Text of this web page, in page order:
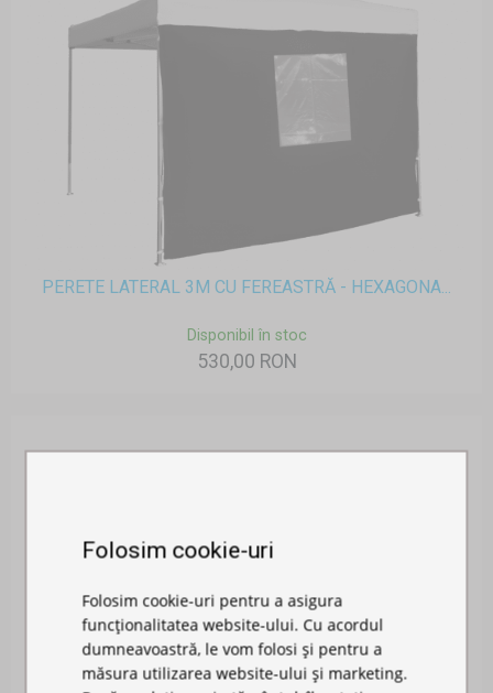
PERETE LATERAL 3M CU FEREASTRĂ - HEXAGONA...
Disponibil în stoc
530,00 RON
Folosim cookie-uri
Folosim cookie-uri pentru a asigura
funcționalitatea website-ului. Cu acordul
dumneavoastră, le vom folosi și pentru a
măsura utilizarea website-ului și marketing.